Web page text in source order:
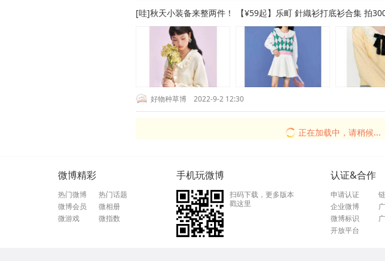
[哇]秋天小装备来整两件！ 【¥59起】乐町 針織衫打底衫合集 拍
好物种草博 2022-9-2 12:30
正在加载中，请稍候...
微博精彩
热门微博
热门话题
微博会员
微相册
微游戏
微指数
手机玩微博
扫码下载，更多版本
戳这里
认证&合作
申请认证
企业微博
微博标识
开放平台